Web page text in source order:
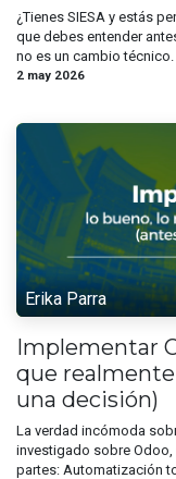
¿Tienes SIESA y estás
que debes entender
no es un cambio técnico.
2 may 2026
Erika Parra
Implementar
que
una decisión)
La verdad incómoda
investigado sobre
partes: Automatización